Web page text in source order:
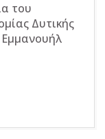
του
Δυτικής
Εμμανουήλ